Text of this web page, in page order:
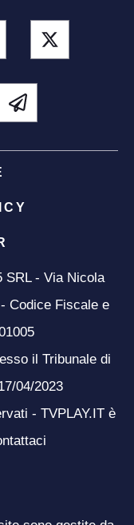
SRL - Via Nicola
Codice Fiscale e
il Tribunale di
04/2023
- TVPLAY.IT è